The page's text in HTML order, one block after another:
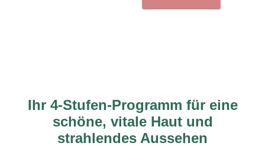
Ihr 4-Stufen-Programm für eine
schöne, vitale Haut und
strahlendes Aussehen